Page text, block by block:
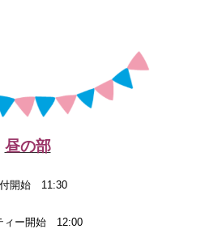
昼の部
開始 11:30
ィー開始 12:00